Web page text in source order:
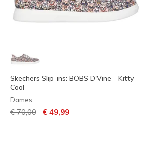
Skechers Slip-ins: BOBS D'Vine - Kitty
Cool
Dames
Prijs verlaagd van
€ 70,00 naar
€ 49,99